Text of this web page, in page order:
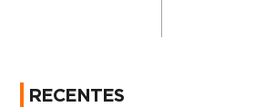
RECENTES